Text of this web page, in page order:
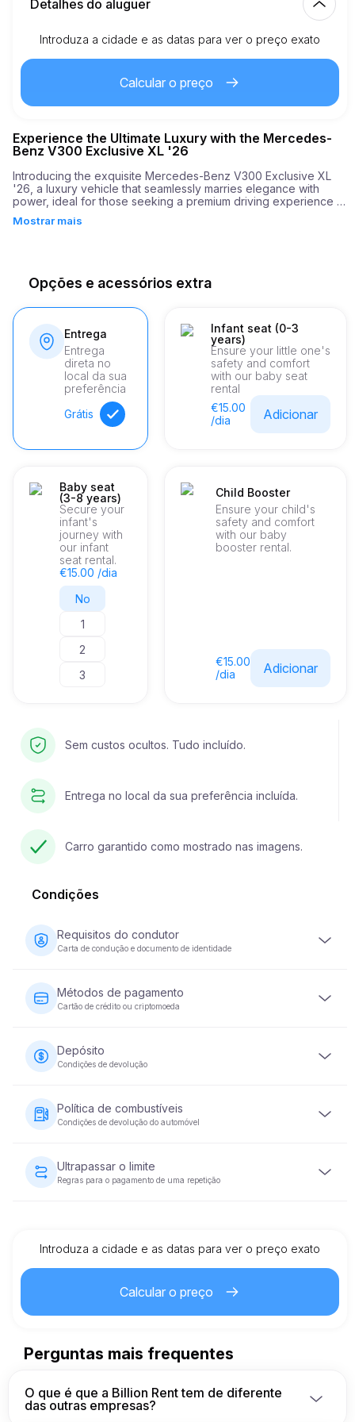
Detalhes do aluguer
Km incluídos 150.00
Idade mínima 21
Depósito de segurança 2,000.00 €
Introduza a cidade e as datas para ver o preço exato
Calcular o preço
Experience the Ultimate Luxury with the Mercedes-
Benz V300 Exclusive XL '26
Introducing the exquisite Mercedes-Benz V300 Exclusive XL
'26, a luxury vehicle that seamlessly marries elegance with
power, ideal for those seeking a premium driving experience in
and robust performance, boasts a formidable engine with 230
comfort.
sophisticated silhouette, reflecting the refined taste of its
owner. Inside, you're enveloped in a serene environment,
featuring sumptuous leather seats and advanced technology
designed to enhance every journey. Whether navigating the
bustling streets of a city or cruising the scenic roads of the
countryside, this vehicle ensures every trip
Mostrar mais
Opções e acessórios extra
Entrega
Entrega
direta no
local da sua
preferência
Grátis
Infant seat (0-3
years)
Ensure your little one's
safety and comfort
with our baby seat
rental
€15.00
/dia
Adicionar
Baby seat
(3-8 years)
Secure your
infant's
journey with
our infant
seat rental.
€15.00 /dia
No
1
2
3
Child Booster
Ensure your child's
safety and comfort
with our baby
booster rental.
€15.00
/dia
Adicionar
Sem custos ocultos. Tudo incluído.
Entrega no local da sua preferência incluída.
Carro garantido como mostrado nas imagens.
Condições
Requisitos do condutor
Carta de condução e documento de identidade
possuir uma carta de condução válida. É igualmente
necessário um documento de identidade (passaporte ou
bilhete de identidade nacional). Alguns veículos podem
pelo menos 2 anos.
Métodos de pagamento
Cartão de crédito ou criptomoeda
com cartão de crédito ou moeda criptográfica. O
pagamento total é exigido no momento da reserva para
garantir a sua reserva.
Depósito
Condições de devolução
antes da entrega do veículo. O montante da caução varia
consoante a categoria do veículo e será devolvido no
prazo de 5 a 10 dias úteis após a devolução do veículo
Política de combustíveis
Condições de devolução do automóvel
combustível que tinha quando foi fornecido.
Ultrapassar o limite
Regras para o pagamento de uma repetição
contrato de aluguer.
Introduza a cidade e as datas para ver o preço exato
Calcular o preço
Perguntas mais frequentes
O que é que a Billion Rent tem de diferente
das outras empresas?